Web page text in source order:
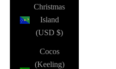
Christmas
Island
(USD $)
Cocos
(Keeling)